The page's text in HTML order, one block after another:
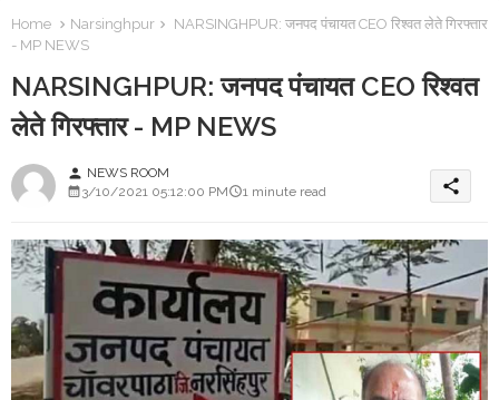
Home Narsinghpur
NARSINGHPUR: जनपद पंचायत CEO रिश्वत लेते गिरफ्तार
- MP NEWS
NARSINGHPUR: जनपद पंचायत CEO रिश्वत
लेते गिरफ्तार - MP NEWS
person NEWS ROOM
3/10/2021 05:12:00 PM
1 minute read share